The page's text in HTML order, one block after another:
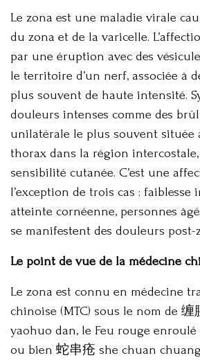
Le zona est une maladie virale
du zona et de la varicelle.
par une éruption avec des
le territoire d’un nerf, associée à
plus souvent de haute intensité.
douleurs intenses comme des
unilatérale le plus souvent située
thorax dans la région
sensibilité cutanée. C’est une
l’exception de trois cas : faiblesse
atteinte cornéenne, personnes
se manifestent des douleurs post-
Le point de vue de la médecine
Le zona est connu en médecine
chinoise (MTC) sous le nom de
yaohuo dan, le Feu rouge
ou bien 蛇串疮 she chuan